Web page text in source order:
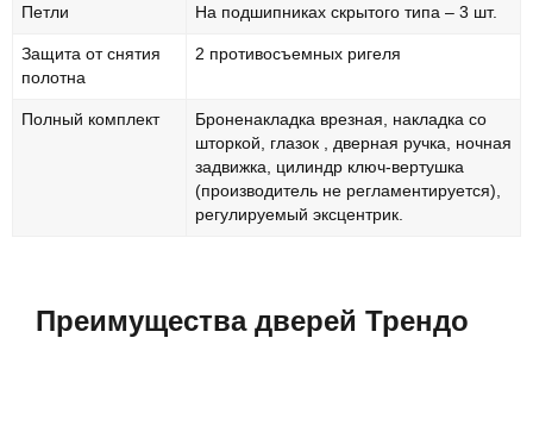
Петли На подшипниках скрытого типа – 3 шт.
Защита от снятия
полотна
2 противосъемных ригеля
Полный комплект
Броненакладка врезная, накладка со
шторкой, глазок , дверная ручка, ночная
задвижка, цилиндр ключ-вертушка
(производитель не регламентируется),
регулируемый эксцентрик.
Преимущества дверей Трендо